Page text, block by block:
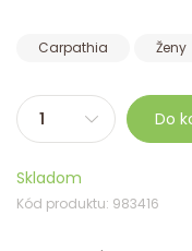
Carpathia Ženy
Do
Skladom
Kód produktu: 983416